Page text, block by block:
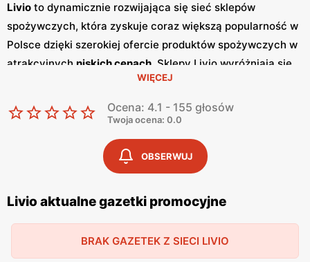
Livio to dynamicznie rozwijająca się sieć sklepów
spożywczych, która zyskuje coraz większą popularność w
Polsce dzięki szerokiej ofercie produktów spożywczych w
atrakcyjnych niskich cenach . Sklepy Livio wyróżniają się
nie tylko bogatym asortymentem, ale także częstymi
, które przyciągają klientów szukających
oszczędności i wysokiej jakości. Regularnie wydawane
informują o aktualnych zniżkach i
ofertach specjalnych, co sprawia, że klienci mogą być na
bieżąco z najnowszymi okazjami zakupowymi. Livio
szczególnie stawia na polskie produkty, co jest wyrazem
ich zaangażowania w wspieranie lokalnych producentów i
produktów. W ofercie sklepów można znaleźć szeroki
WIĘCEJ
Ocena: 4.1 - 155 głosów
Twoja ocena: 0.0
OBSERWUJ
Livio aktualne gazetki promocyjne
BRAK GAZETEK Z SIECI LIVIO